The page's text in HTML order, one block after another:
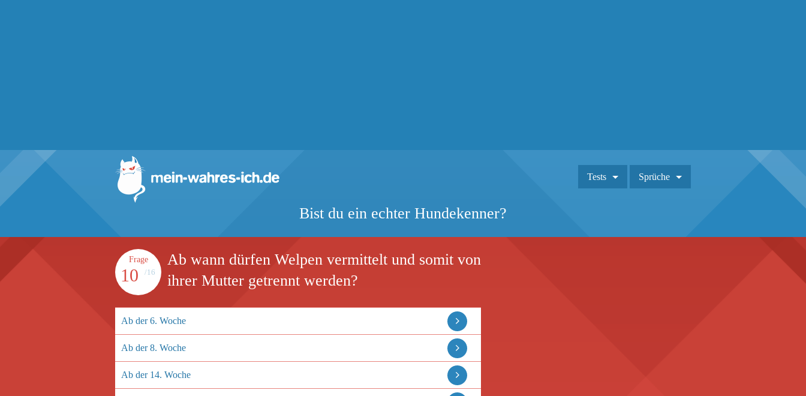
Tests Sprüche
Bist du ein echter Hundekenner?
Frage
10 /16
Ab wann dürfen Welpen vermittelt und somit von
ihrer Mutter getrennt werden?
Ab der 6. Woche
Ab der 8. Woche
Ab der 14. Woche